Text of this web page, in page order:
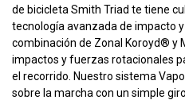
de bicicleta Smith Triad te tiene
tecnología avanzada de impacto
combinación de Zonal Koroyd® y
impactos y fuerzas rotacionales
el recorrido. Nuestro sistema
sobre la marcha con un simple